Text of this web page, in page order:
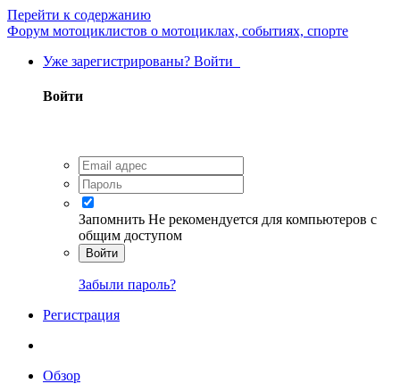
Перейти к содержанию
Форум мотоциклистов о мотоциклах, событиях, спорте
Уже зарегистрированы? Войти
Войти
Запомнить Не рекомендуется для компьютеров с
общим доступом
Войти
Забыли пароль?
Регистрация
Обзор